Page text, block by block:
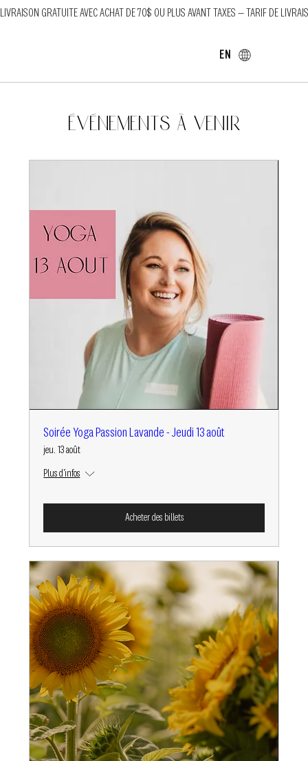
LIVRAISON GRATUITE AVEC ACHAT DE 70$ OU PLUS AVANT TAXES — TARIF DE
EN
Événements à venir
Soirée Yoga Passion Lavande - Jeudi 13 août
jeu. 13 août
Plus d'infos
Acheter des billets